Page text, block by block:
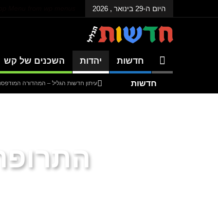
היום ה-29 בינואר , 2026
חדשות יהדות השכנים של קש
חדשות עיתון חדשות הגליל – המהדורה המודפסת |